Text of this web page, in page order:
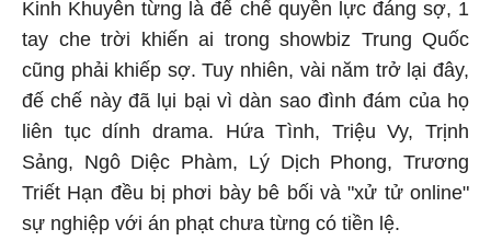
Kinh Khuyên từng là đế chế quyền lực đáng sợ, 1
tay che trời khiến ai trong showbiz Trung Quốc
cũng phải khiếp sợ. Tuy nhiên, vài năm trở lại đây,
đế chế này đã lụi bại vì dàn sao đình đám của họ
liên tục dính drama. Hứa Tình, Triệu Vy, Trịnh
Sảng, Ngô Diệc Phàm, Lý Dịch Phong, Trương
Triết Hạn đều bị phơi bày bê bối và "xử tử online"
sự nghiệp với án phạt chưa từng có tiền lệ.